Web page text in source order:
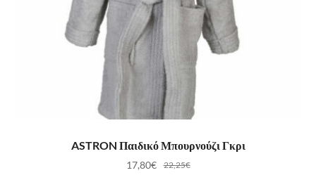
ΕΠΙΛΟΓΉ
ASTRON Παιδικό Μπουρνούζι Γκρι
22,25€
17,80€